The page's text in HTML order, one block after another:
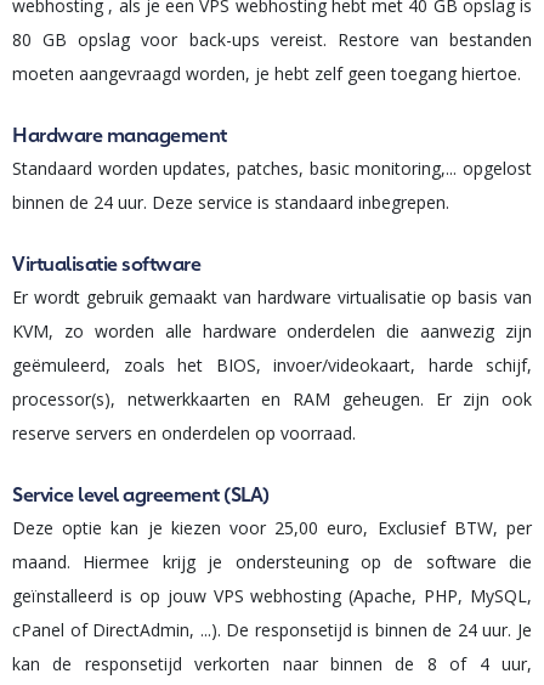
webhosting , als je een VPS webhosting hebt met 40 GB opslag is
80 GB opslag voor back-ups vereist. Restore van bestanden
moeten aangevraagd worden, je hebt zelf geen toegang hiertoe.
Hardware management
Standaard worden updates, patches, basic monitoring,... opgelost
binnen de 24 uur. Deze service is standaard inbegrepen.
Virtualisatie software
Er wordt gebruik gemaakt van hardware virtualisatie op basis van
KVM, zo worden alle hardware onderdelen die aanwezig zijn
geëmuleerd, zoals het BIOS, invoer/videokaart, harde schijf,
processor(s), netwerkkaarten en RAM geheugen. Er zijn ook
reserve servers en onderdelen op voorraad.
Service level agreement (SLA)
Deze optie kan je kiezen voor 25,00 euro, Exclusief BTW, per
maand. Hiermee krijg je ondersteuning op de software die
geïnstalleerd is op jouw VPS webhosting (Apache, PHP, MySQL,
cPanel of DirectAdmin, ...). De responsetijd is binnen de 24 uur. Je
kan de responsetijd verkorten naar binnen de 8 of 4 uur,